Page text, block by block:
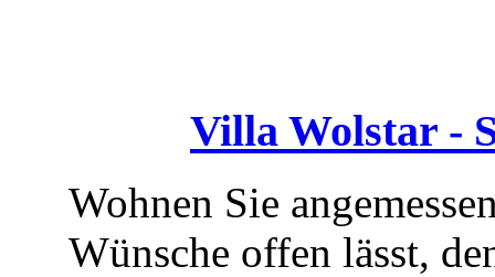
Villa Wolstar -
Wohnen Sie
Wünsche offen lässt,